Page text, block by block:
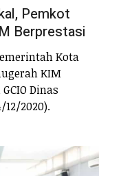
Pemkot
Berprestasi
Kota
KIM
Dinas
2020).